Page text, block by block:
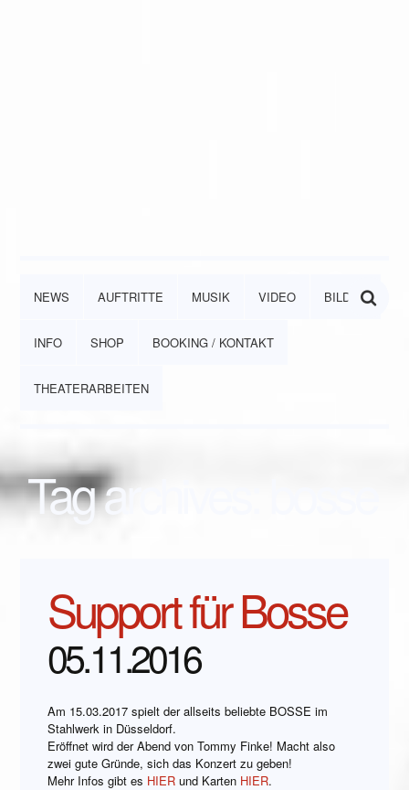
NEWS AUFTRITTE MUSIK VIDEO BILDER
INFO SHOP BOOKING / KONTAKT
THEATERARBEITEN
Tag archives:
Support für Bosse
05.11.2016
Am 15.03.2017 spielt der allseits beliebte BOSSE im
Stahlwerk in Düsseldorf.
Eröffnet wird der Abend von Tommy Finke! Macht also
zwei gute Gründe, sich das Konzert zu geben!
Mehr Infos gibt es HIER und Karten HIER.